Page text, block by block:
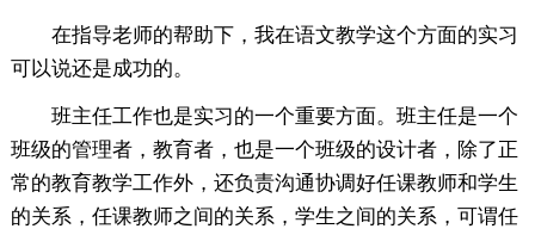
在指导老师的帮助下，我在语文教学这个方面的实习
可以说还是成功的。
班主任工作也是实习的一个重要方面。班主任是一个
班级的管理者，教育者，也是一个班级的设计者，除了正
常的教育教学工作外，还负责沟通协调好任课教师和学生
的关系，任课教师之间的关系，学生之间的关系，可谓任